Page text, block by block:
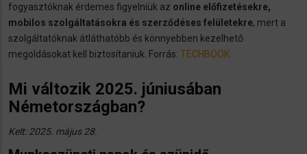
fogyasztóknak érdemes figyelniük az online előfizetésekre,
mobilos szolgáltatásokra és szerződéses felületekre, mert a
szolgáltatóknak átláthatóbb és könnyebben kezelhető
megoldásokat kell biztosítaniuk. Forrás: TECHBOOK
Mi változik 2025. júniusában
Németországban?
Kelt: 2025. május 28.